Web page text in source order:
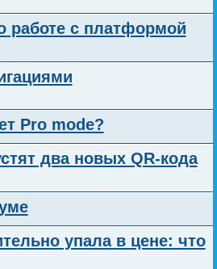
работе с платформой
Pro mode?
два новых QR-кода
упала в цене: что